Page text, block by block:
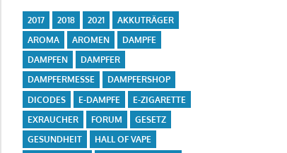
2017 2018 2021
AKKUTRÄGER
AROMA
AROMEN
DAMPFE
DAMPFEN
DAMPFER
DAMPFERMESSE
DAMPFERSHOP
DICODES
E-DAMPFE
E-ZIGARETTE
EXRAUCHER
FORUM
GESETZ
GESUNDHEIT
HALL OF VAPE